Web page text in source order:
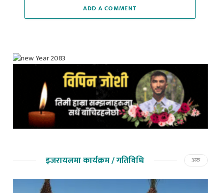
ADD A COMMENT
इजरायलमा कार्यक्रम / गतिविधि अरु